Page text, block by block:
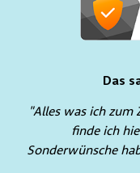
Das
"Alles was ich zum
finde ich
Sonderwünsche